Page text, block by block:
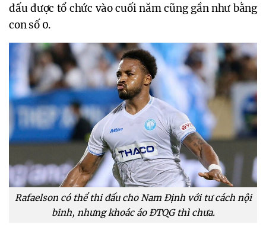
đấu được tổ chức vào cuối năm cũng gần như bằng
con số 0.
Rafaelson có thể thi đấu cho Nam Định với tư cách nội
binh, nhưng khoác áo ĐTQG thì chưa.